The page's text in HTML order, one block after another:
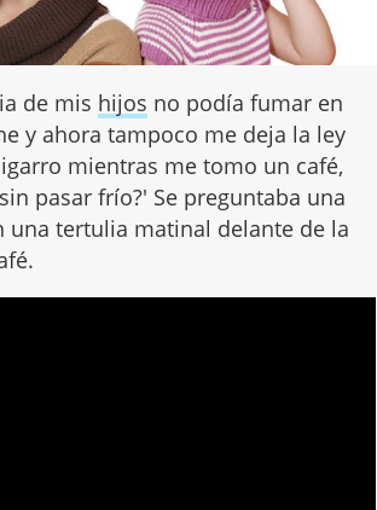
de mis hijos no podía fumar en
y ahora tampoco me deja la ley
mientras me tomo un café,
pasar frío?' Se preguntaba una
una tertulia matinal delante de la